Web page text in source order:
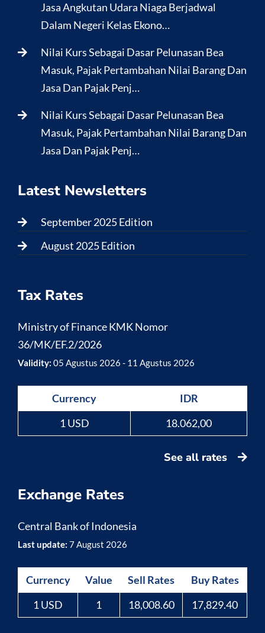
Jasa Angkutan Udara Niaga Berjadwal
Dalam Negeri Kelas Ekono…
Nilai Kurs Sebagai Dasar Pelunasan Bea
Masuk, Pajak Pertambahan Nilai Barang Dan
Jasa Dan Pajak Penj…
Nilai Kurs Sebagai Dasar Pelunasan Bea
Masuk, Pajak Pertambahan Nilai Barang Dan
Jasa Dan Pajak Penj…
Latest Newsletters
September 2025 Edition
August 2025 Edition
Tax Rates
Ministry of Finance KMK Nomor
36/MK/EF.2/2026
Validity: 05 Agustus 2026 - 11 Agustus 2026
Currency
IDR
1 USD
18.062,00
See all rates
Exchange Rates
Central Bank of Indonesia
Last update: 7 August 2026
Currency Value Sell Rates
Buy Rates
1 USD
1 18,008.60 17,829.40